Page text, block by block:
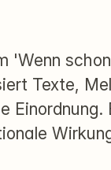
'Wenn
Texte,
Einordnung.